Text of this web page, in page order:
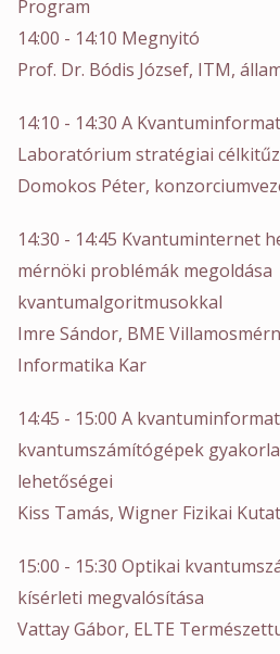
Program
14:00 - 14:10 Megnyitó
Prof. Dr. Bódis József, ITM,
14:10 - 14:30 A
Laboratórium stratégiai
Domokos Péter,
14:30 - 14:45 Kvantuminternet
mérnöki problémák megoldása
kvantumalgoritmusokkal
Imre Sándor, BME
Informatika Kar
14:45 - 15:00 A
kvantumszámítógépek
lehetőségei
Kiss Tamás, Wigner Fizikai
15:00 - 15:30 Optikai
kísérleti megvalósítása
Vattay Gábor, ELTE